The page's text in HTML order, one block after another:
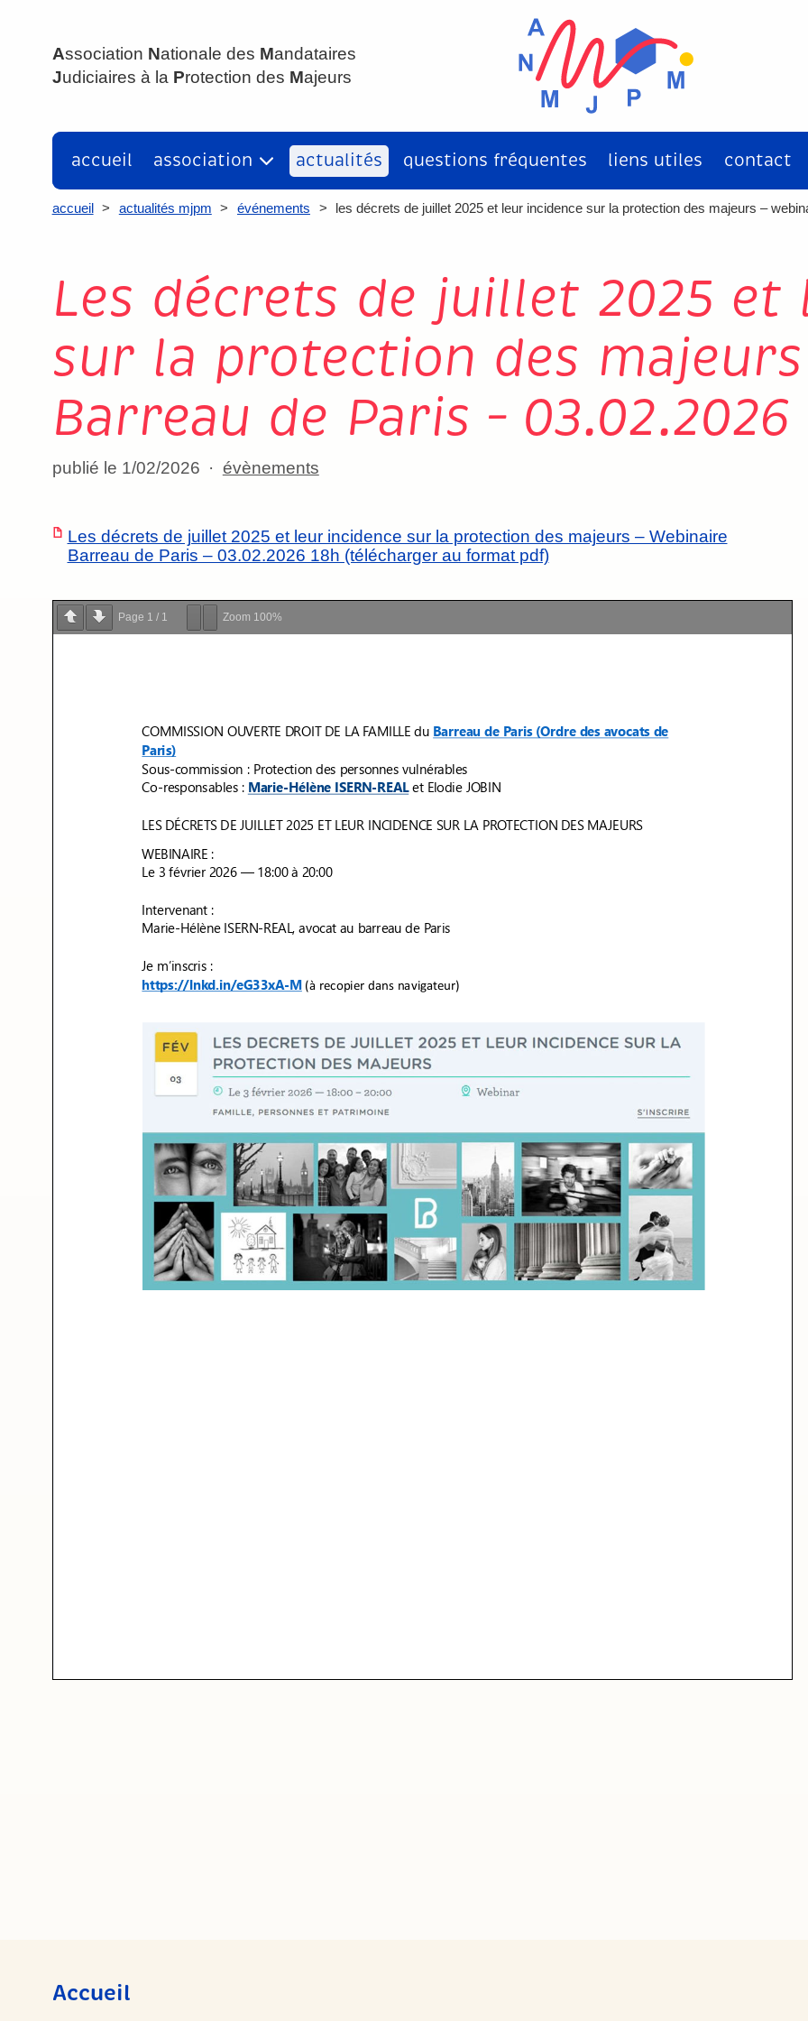
Association Nationale des Mandataires
Judiciaires à la Protection des Majeurs
accueil association actualités questions fréquentes liens utiles contact
accueil > actualités mjpm > événements > les décrets de juillet 2025 et leur incidence sur la protection des majeurs –
Les décrets de juillet 2025 et
sur la protection des majeurs
Barreau de Paris – 03.02.2026
publié le 1/02/2026 évènements
Les décrets de juillet 2025 et leur incidence sur la protection des majeurs – Webinaire
Barreau de Paris – 03.02.2026 18h (télécharger au format pdf)
Page 1 / 1 Zoom 100%
Accueil